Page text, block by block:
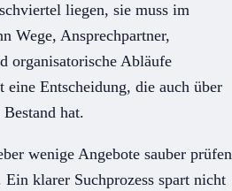
liegen, sie muss im
Wege, Ansprechpartner,
organisatorische Abläufe
eine Entscheidung, die auch über
hat.
wenige Angebote sauber prüfen
klarer Suchprozess spart nicht